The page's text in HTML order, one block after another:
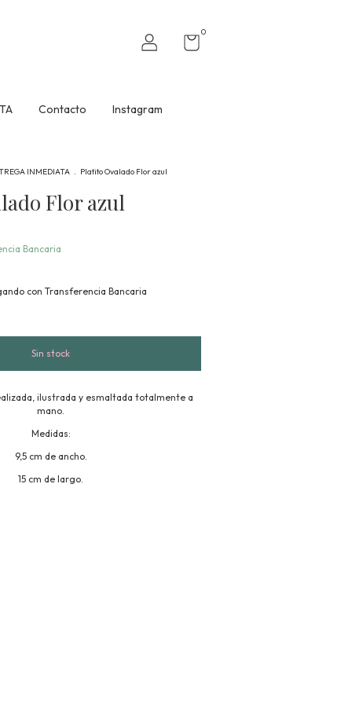
0
Contacto Instagram
INMEDIATA . Platito Ovalado Flor azul
Flor azul
Bancaria
con Transferencia Bancaria
ilustrada y esmaltada totalmente a
mano.
Medidas:
9,5 cm de ancho.
15 cm de largo.